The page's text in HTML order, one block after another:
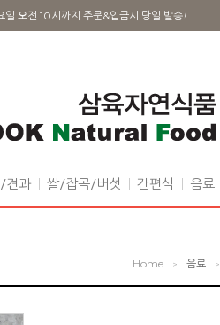
일 오전 10시까지 주문&입금시 당일 발송!
견과 쌀/잡곡/버섯 간편식 음료
Home > 음료 >